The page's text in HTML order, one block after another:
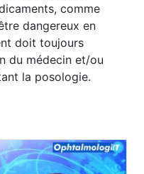
comme
dangereux en
doit toujours
du médecin et/ou
la posologie.